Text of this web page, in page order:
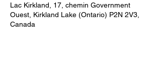
Lac Kirkland, 17, chemin Government
Ouest, Kirkland Lake (Ontario) P2N 2V3,
Canada